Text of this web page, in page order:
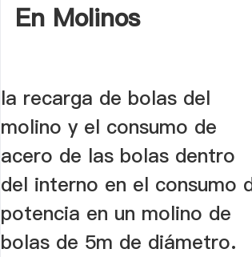
En Molinos
la recarga de bolas del
molino y el consumo de
acero de las bolas dentro
del interno en el consumo
potencia en un molino de
bolas de 5m de diámetro.